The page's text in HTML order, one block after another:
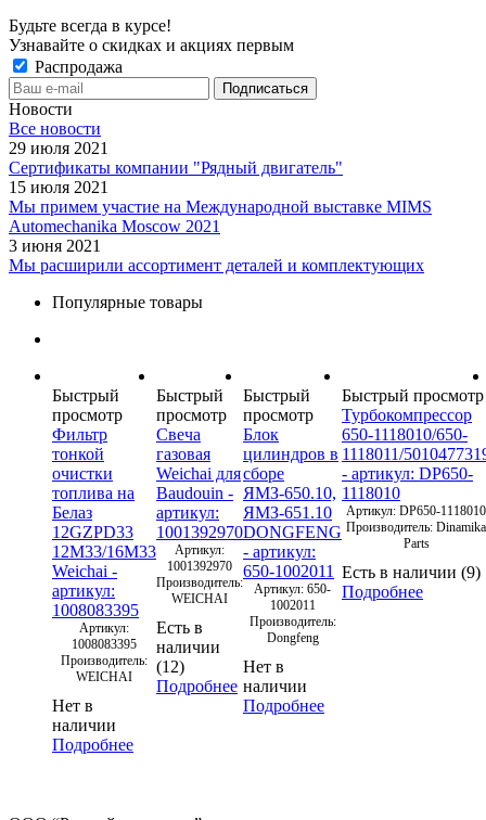
Будьте всегда в курсе!
Узнавайте о скидках и акциях первым
Распродажа
Новости
Все новости
29 июля 2021
Сертификаты компании "Рядный двигатель"
15 июля 2021
Мы примем участие на Международной выставке MIMS
Automechanika Moscow 2021
3 июня 2021
Мы расширили ассортимент деталей и комплектующих
Популярные товары
Быстрый
просмотр
Фильтр
тонкой
очистки
топлива на
Белаз
12GZPD33
12М33/16М33
Weichai -
артикул:
1008083395
Артикул:
1008083395
Производитель:
WEICHAI
Нет в
наличии
Подробнее
Быстрый
просмотр
Свеча
газовая
Weichai для
Baudouin -
артикул:
1001392970
Артикул:
1001392970
Производитель:
WEICHAI
Есть в
наличии
(12)
Подробнее
Быстрый
просмотр
Блок
цилиндров в
сборе
ЯМЗ-650.10,
ЯМЗ-651.10
DONGFENG
- артикул:
650-1002011
Артикул: 650-
1002011
Производитель:
Dongfeng
Нет в
наличии
Подробнее
Быстрый просмотр
Турбокомпрессор
650-1118010/650-
1118011/
- артикул: DP650-
1118010
Артикул: DP650-1118010
Производитель: Dinamika
Parts
Есть в наличии (9)
Подробнее